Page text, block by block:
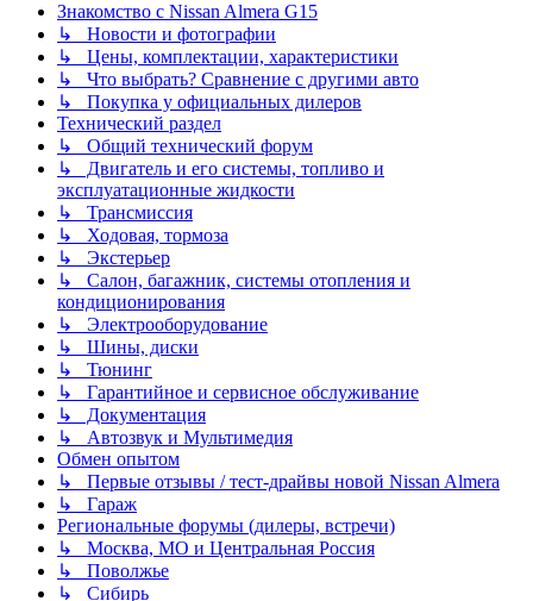
Знакомство с Nissan Almera G15
↳ Новости и фотографии
↳ Цены, комплектации, характеристики
↳ Что выбрать? Сравнение с другими авто
↳ Покупка у официальных дилеров
Технический раздел
↳ Общий технический форум
↳ Двигатель и его системы, топливо и
эксплуатационные жидкости
↳ Трансмиссия
↳ Ходовая, тормоза
↳ Экстерьер
↳ Салон, багажник, системы отопления и
кондиционирования
↳ Электрооборудование
↳ Шины, диски
↳ Тюнинг
↳ Гарантийное и сервисное обслуживание
↳ Документация
↳ Автозвук и Мультимедия
Обмен опытом
↳ Первые отзывы / тест-драйвы новой Nissan Almera
↳ Гараж
Региональные форумы (дилеры, встречи)
↳ Москва, МО и Центральная Россия
↳ Поволжье
↳ Сибирь